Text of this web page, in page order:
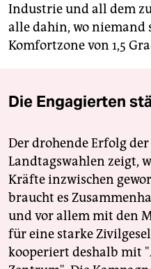
Industrie und all dem
alle dahin, wo niemand
Komfortzone von 1,5
Die Engagierten
Der drohende Erfolg
Landtagswahlen zeigt,
Kräfte inzwischen
braucht es
und vor allem mit den
für eine starke
kooperiert deshalb mit